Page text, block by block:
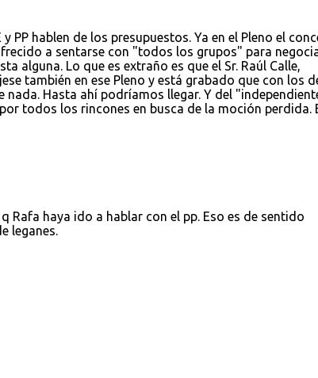
PP hablen de los presupuestos. Ya en el Pleno el
a sentarse con "todos los grupos" para
alguna. Lo que es extraño es que el Sr. Raúl Calle,
también en ese Pleno y está grabado que con los
Hasta ahí podríamos llegar. Y del
todos los rincones en busca de la moción perdida.
Rafa haya ido a hablar con el pp. Eso es de sentido
leganes.